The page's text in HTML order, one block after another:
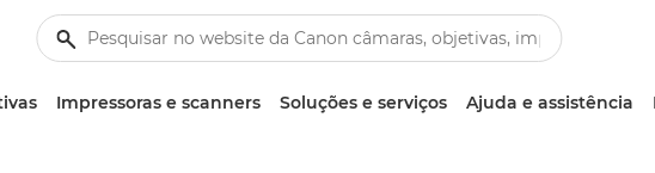
Impressoras e scanners Soluções e serviços Ajuda e assistência